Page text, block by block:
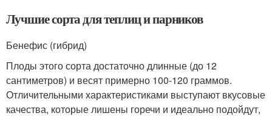
Лучшие сорта для теплиц и парников
Бенефис (гибрид)
Плоды этого сорта достаточно длинные (до 12
сантиметров) и весят примерно 100-120 граммов.
Отличительными характеристиками выступают вкусовые
качества, которые лишены горечи и идеально подойдут,